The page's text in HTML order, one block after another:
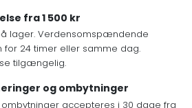
fra 1 500 kr
lager. Verdensomspændende
for 24 timer eller samme dag.
tilgængelig.
og ombytninger
accepteres i 30 dage fra